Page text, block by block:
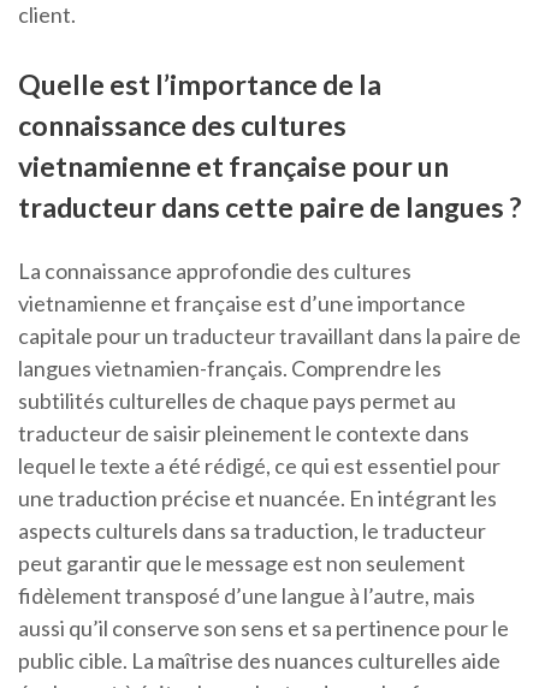
client.
Quelle est l’importance de la
connaissance des cultures
vietnamienne et française pour un
traducteur dans cette paire de langues ?
La connaissance approfondie des cultures
vietnamienne et française est d’une importance
capitale pour un traducteur travaillant dans la paire de
langues vietnamien-français. Comprendre les
subtilités culturelles de chaque pays permet au
traducteur de saisir pleinement le contexte dans
lequel le texte a été rédigé, ce qui est essentiel pour
une traduction précise et nuancée. En intégrant les
aspects culturels dans sa traduction, le traducteur
peut garantir que le message est non seulement
fidèlement transposé d’une langue à l’autre, mais
aussi qu’il conserve son sens et sa pertinence pour le
public cible. La maîtrise des nuances culturelles aide